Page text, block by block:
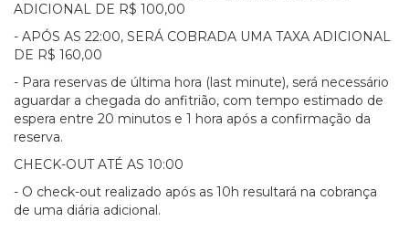
ADICIONAL DE R$ 100,00
- APÓS AS 22:00, SERÁ COBRADA UMA TAXA ADICIONAL
DE R$ 160,00
- Para reservas de última hora (last minute), será necessário
aguardar a chegada do anfitrião, com tempo estimado de
espera entre 20 minutos e 1 hora após a confirmação da
reserva.
CHECK-OUT ATÉ AS 10:00
- O check-out realizado após as 10h resultará na cobrança
de uma diária adicional.